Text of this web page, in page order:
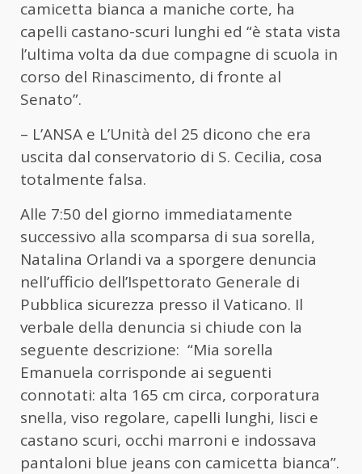
camicetta bianca a maniche corte, ha
capelli castano-scuri lunghi ed “è stata vista
l’ultima volta da due compagne di scuola in
corso del Rinascimento, di fronte al
Senato”.
– L’ANSA e L’Unità del 25 dicono che era
uscita dal conservatorio di S. Cecilia, cosa
totalmente falsa.
Alle 7:50 del giorno immediatamente
successivo alla scomparsa di sua sorella,
Natalina Orlandi va a sporgere denuncia
nell’ufficio dell’Ispettorato Generale di
Pubblica sicurezza presso il Vaticano. Il
verbale della denuncia si chiude con la
seguente descrizione: “Mia sorella
Emanuela corrisponde ai seguenti
connotati: alta 165 cm circa, corporatura
snella, viso regolare, capelli lunghi, lisci e
castano scuri, occhi marroni e indossava
pantaloni blue jeans con camicetta bianca”.